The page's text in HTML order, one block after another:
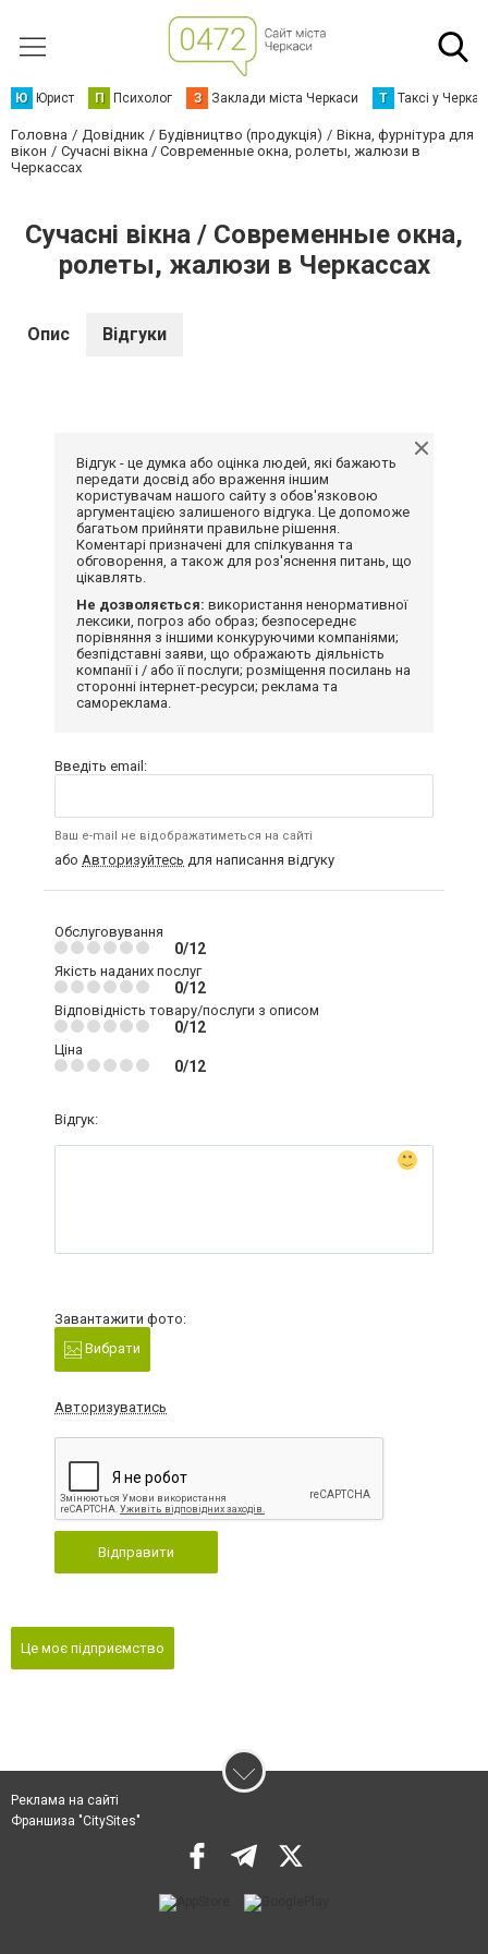
Ю Юрист П Психолог З Заклади міста Черкаси Т Таксі у
Головна Довідник Будівництво (продукція)
Вікна, фурнітура для
вікон
Сучасні вікна / Современные окна, ролеты, жалюзи в
Черкассах
Сучасні вікна / Современные окна,
ролеты, жалюзи в Черкассах
Опис Відгуки
Відгук - це думка або оцінка людей, які бажають
передати досвід або враження іншим
користувачам нашого сайту з обов'язковою
аргументацією залишеного відгука. Це допоможе
багатьом прийняти правильне рішення.
Коментарі призначені для спілкування та
обговорення, а також для роз'яснення питань, що
цікавлять.
Не дозволяється: використання ненормативної
лексики, погроз або образ; безпосереднє
порівняння з іншими конкуруючими компаніями;
безпідставні заяви, що ображають діяльність
компанії і / або її послуги; розміщення посилань на
сторонні інтернет-ресурси; реклама та
самореклама.
Введіть email:
Ваш e-mail не відображатиметься на сайті
або Авторизуйтесь для написання відгуку
Обслуговування
0/12
Якість наданих послуг
0/12
Відповідність товару/послуги з описом
0/12
Ціна
0/12
Відгук:
Завантажити фото:
Вибрати
Авторизуватись
Відправити
Це моє підприємство
Реклама на сайті
Франшиза "CitySites"